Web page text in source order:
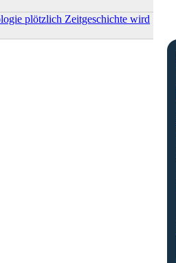
plötzlich Zeitgeschichte wird